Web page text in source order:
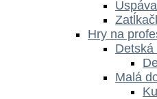
Hry na
Detská
Malá